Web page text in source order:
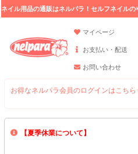
ネイル用品の通販はネルパラ！セルフネイル
マイページ
お支払い・配送
お問い合わせ
お得なネルパラ会員のログインはこち
【夏季休業について】